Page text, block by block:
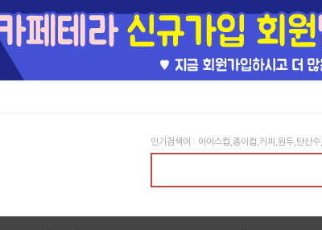
인기검색어 : 아이스컵,종이컵,커피,원두,탄산